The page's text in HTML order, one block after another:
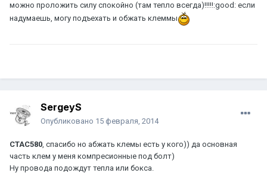
можно проложить силу спокойно (там тепло всегда)!!!!!:good: если
надумаешь, могу подъехать и обжать клеммы
SergeyS
Опубликовано 15 февраля, 2014
CTAC580, спасибо но абжать клемы есть у кого)) да основная
часть клем у меня компресионные под болт)
Ну провода подождут тепла или бокса.